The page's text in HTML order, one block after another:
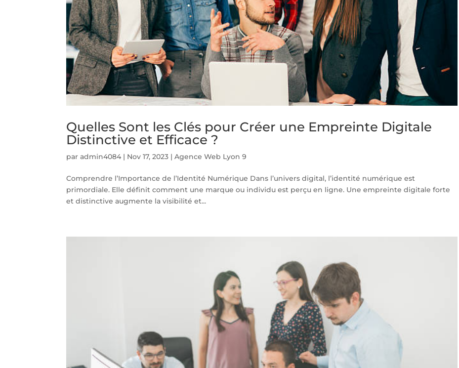
Quelles Sont les Clés pour Créer une Empreinte Digitale
Distinctive et Efficace ?
paradmin4084 | Nov 17, 2023 |Agence Web Lyon 9
Comprendre l’Importance de l’Identité Numérique Dans l’univers digital, l’identité numérique est
primordiale. Elle définit comment une marque ou individu est perçu en ligne. Une empreinte digitale forte
et distinctive augmente la visibilité et...